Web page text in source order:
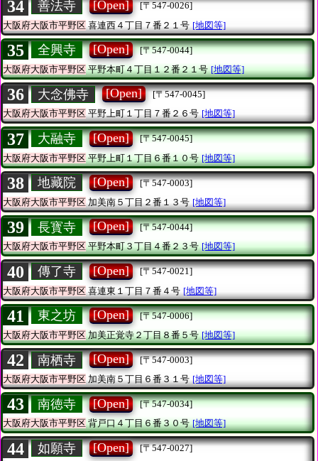
34 善法寺 [Open]
[〒547-0026]
大阪府大阪市平野区 喜連西４丁目７番２１号 [地図等]
35 全興寺 [Open]
[〒547-0044]
大阪府大阪市平野区平野本町４丁目１２番２１号 [地図等]
36 大念佛寺 [Open]
[〒547-0045]
大阪府大阪市平野区平野上町１丁目７番２６号 [地図等]
37 大融寺 [Open]
[〒547-0045]
大阪府大阪市平野区平野上町１丁目６番１０号 [地図等]
38 地藏院 [Open]
[〒547-0003]
大阪府大阪市平野区 加美南５丁目２番１３号 [地図等]
39 長寳寺 [Open]
[〒547-0044]
大阪府大阪市平野区平野本町３丁目４番２３号 [地図等]
40 傳了寺 [Open]
[〒547-0021]
大阪府大阪市平野区 喜連東１丁目７番４号 [地図等]
41 東之坊 [Open]
[〒547-0006]
大阪府大阪市平野区加美正覚寺２丁目８番５号 [地図等]
42 南栖寺 [Open]
[〒547-0003]
大阪府大阪市平野区加美南５丁目６番３１号 [地図等]
43 南徳寺 [Open]
[〒547-0034]
大阪府大阪市平野区背戸口４丁目６番３０号 [地図等]
44 如願寺 [Open]
[〒547-0027]